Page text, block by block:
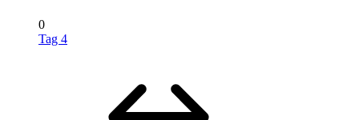
0
Tag 4